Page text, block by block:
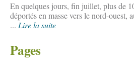
En quelques jours, fin juillet, plus de
déportés en masse vers le nord-ouest,
... Lire la suite
Pages